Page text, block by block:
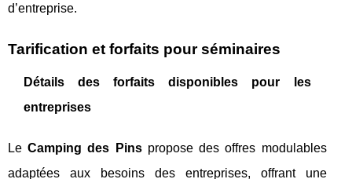
d’entreprise.
Tarification et forfaits pour séminaires
Détails des forfaits disponibles pour les
entreprises
LeCamping des Pinspropose des offres modulables
adaptées aux besoins des entreprises, offrant une